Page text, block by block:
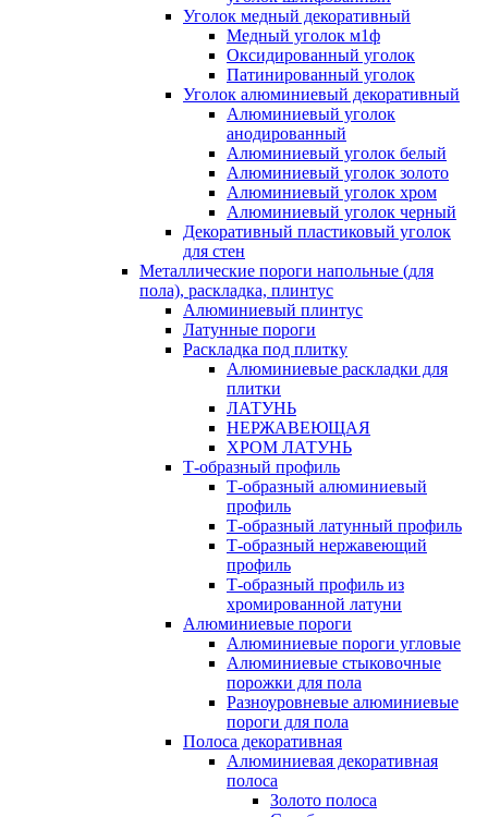
Уголок медный декоративный
Медный уголок м1ф
Оксидированный уголок
Патинированный уголок
Уголок алюминиевый декоративный
Алюминиевый уголок
анодированный
Алюминиевый уголок белый
Алюминиевый уголок золото
Алюминиевый уголок хром
Алюминиевый уголок черный
Декоративный пластиковый уголок
для стен
Металлические пороги напольные (для
пола), раскладка, плинтус
Алюминиевый плинтус
Латунные пороги
Раскладка под плитку
Алюминиевые раскладки для
плитки
ЛАТУНЬ
НЕРЖАВЕЮЩАЯ
ХРОМ ЛАТУНЬ
Т-образный профиль
Т-образный алюминиевый
профиль
Т-образный латунный профиль
Т-образный нержавеющий
профиль
Т-образный профиль из
хромированной латуни
Алюминиевые пороги
Алюминиевые пороги угловые
Алюминиевые стыковочные
порожки для пола
Разноуровневые алюминиевые
пороги для пола
Полоса декоративная
Алюминиевая декоративная
полоса
Золото полоса